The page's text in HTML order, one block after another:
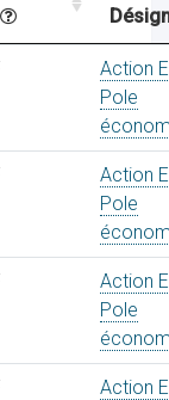
Action
Pole
Action
Pole
Action
Pole
Action